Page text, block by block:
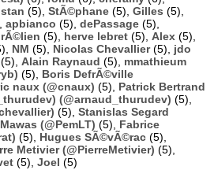
(5), StÃ©phane (5), Gilles (5),
apbianco (5), dePassage (5),
(5), herve lebret (5), Alex (5),
NM (5), Nicolas Chevallier(5), jdo
(5), Alain Raynaud (5), mmathieum
(5), Boris DefrÃ©ville
naux (@cnaux) (5), Patrick Bertrand
(@arnaud_thurudev) (5),
(5), Stanislas Segard
(@PemLT) (5), Fabrice
(5), Hugues SÃ©vÃ©rac (5),
Metivier (@PierreMetivier) (5),
(5), Joel (5)